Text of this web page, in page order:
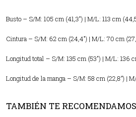
Busto – S/M: 105 cm (41,3″) | M/L: 113 cm
Cintura – S/M: 62 cm (24,4″) | M/L: 70 cm
Longitud total – S/M: 135 cm (53″) | M/L: 136
Longitud de la manga – S/M: 58 cm (22,8”) |
TAMBIÉN TE